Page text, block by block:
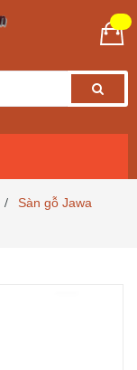
/
Sàn gỗ Jawa